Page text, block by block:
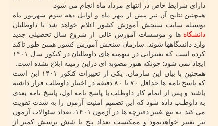
دارای شرایط خاص در انتهای مرداد ماه انجام می شود.
همچنین نتایج آن نیز پیش از مهر ماه و اوایل دهه سوم شهریور ماه
بوسیله سایت سنجش آموزش کشور اعلام خواهد شد تا داوطلبان
دانشگاه ها و موسسات آموزش عالی از شروع سال تحصیلی جدید
وارد دانشگاهها شوند. سازمان سنجش آموزش کشور همین طور تاکید
کرده است که تغییراتی در سهمیه های داوطلبان در کنکور سال ۱۴۰۱
ایجاد نمی شود؛ چونکه هنوز مصوبه ای دراین زمینه ابلاغ نشده است.
همچنین با بیان این سازمان، یکی از تغییرات کنکور ۱۴۰۱ این است
که پاسخ نامه ها حداقل ۷۰ تا ۸۰ دقیقه در اختیار داوطلب قرار داشته
باشند و پس از اتمام کار داوطلب با پاسخ نامه اول، پاسخ نامه بعدی
به داوطلب داده شود که این تصمیم امنیت آزمون را به شدت تقویت
می کند. به تبع تغییر دفترچه ها در آزمون ۱۴۰۱، تعداد سئوالات آزمون
نیز تغییر خواهدنمود و ممکنست تعداد پنج یا شش پرسش کمتر از